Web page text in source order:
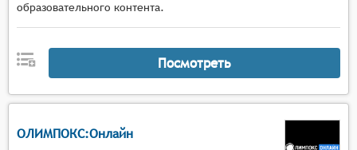
образовательного контента.
Посмотреть
ОЛИМПОКС:Онлайн